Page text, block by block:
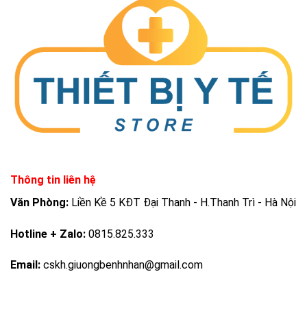
Thông tin liên hệ
Văn Phòng: Liền Kề 5 KĐT Đại Thanh - H.Thanh Trì - Hà Nội
Hotline + Zalo: 0815.825.333
Email: cskh.giuongbenhnhan@gmail.com